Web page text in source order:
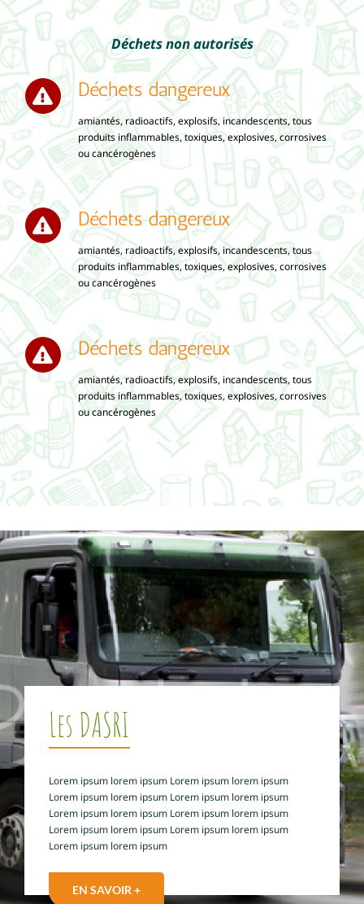
Déchets non autorisés
Déchets dangereux
amiantés, radioactifs, explosifs, incandescents, tous
produits inflammables, toxiques, explosives, corrosives
ou cancérogènes
Déchets dangereux
amiantés, radioactifs, explosifs, incandescents, tous
produits inflammables, toxiques, explosives, corrosives
ou cancérogènes
Déchets dangereux
amiantés, radioactifs, explosifs, incandescents, tous
produits inflammables, toxiques, explosives, corrosives
ou cancérogènes
Les DASRI
Lorem ipsum lorem ipsum Lorem ipsum lorem ipsum
Lorem ipsum lorem ipsum Lorem ipsum lorem ipsum
Lorem ipsum lorem ipsum Lorem ipsum lorem ipsum
Lorem ipsum lorem ipsum Lorem ipsum lorem ipsum
Lorem ipsum lorem ipsum
EN SAVOIR +